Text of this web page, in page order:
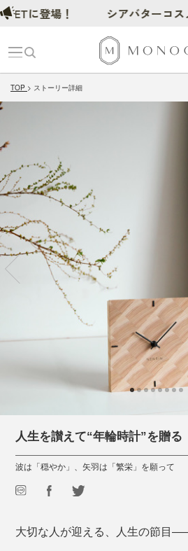
TOP ストーリー詳細
人生を讃えて“年輪時計”を贈る
波は「穏やか」、矢羽は「繁栄」を願って
大切な人が迎える、人生の節目
登場！ シアバターコスメ